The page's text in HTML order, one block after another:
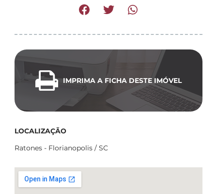
IMPRIMA A FICHA DESTE IMÓVEL
LOCALIZAÇÃO
Ratones - Florianopolis / SC